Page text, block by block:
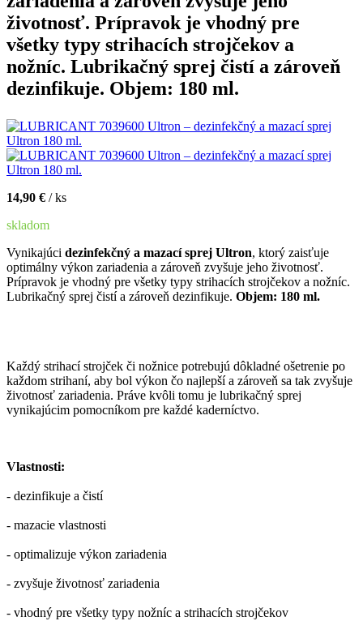
životnosť. Prípravok je vhodný pre
všetky typy strihacích strojčekov a
nožníc. Lubrikačný sprej čistí a zároveň
dezinfikuje. Objem: 180 ml.
14,90 € / ks
skladom
Vynikajúci dezinfekčný a mazací sprej Ultron, ktorý zaisťuje
optimálny výkon zariadenia a zároveň zvyšuje jeho životnosť.
Prípravok je vhodný pre všetky typy strihacích strojčekov a nožníc.
Lubrikačný sprej čistí a zároveň dezinfikuje. Objem: 180 ml.
Každý strihací strojček či nožnice potrebujú dôkladné ošetrenie po
každom strihaní, aby bol výkon čo najlepší a zároveň sa tak zvyšuje
životnosť zariadenia. Práve kvôli tomu je lubrikačný sprej
vynikajúcim pomocníkom pre každé kaderníctvo.
Vlastnosti:
- dezinfikuje a čistí
- mazacie vlastnosti
- optimalizuje výkon zariadenia
- zvyšuje životnosť zariadenia
- vhodný pre všetky typy nožníc a strihacích strojčekov